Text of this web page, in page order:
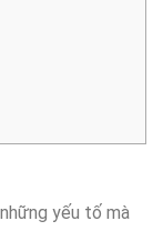
yếu tố mà